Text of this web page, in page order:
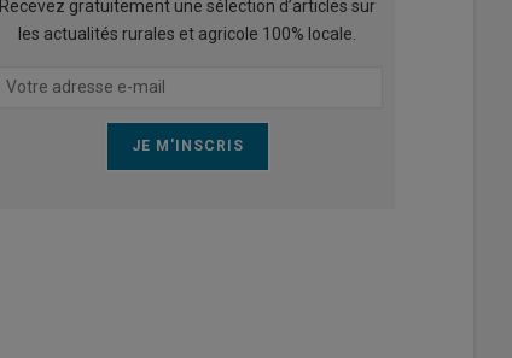
Recevez gratuitement une sélection d’articles sur
les actualités rurales et agricole 100% locale.